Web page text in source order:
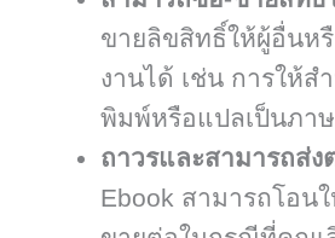
ขายลิขสิทธิ์ให้ผู้อื่นห
งานได้ เช่น การให้
พิมพ์หรือแปลเป็นภา
ถาวรและสามารถส่ง
Ebook สามารถโอน